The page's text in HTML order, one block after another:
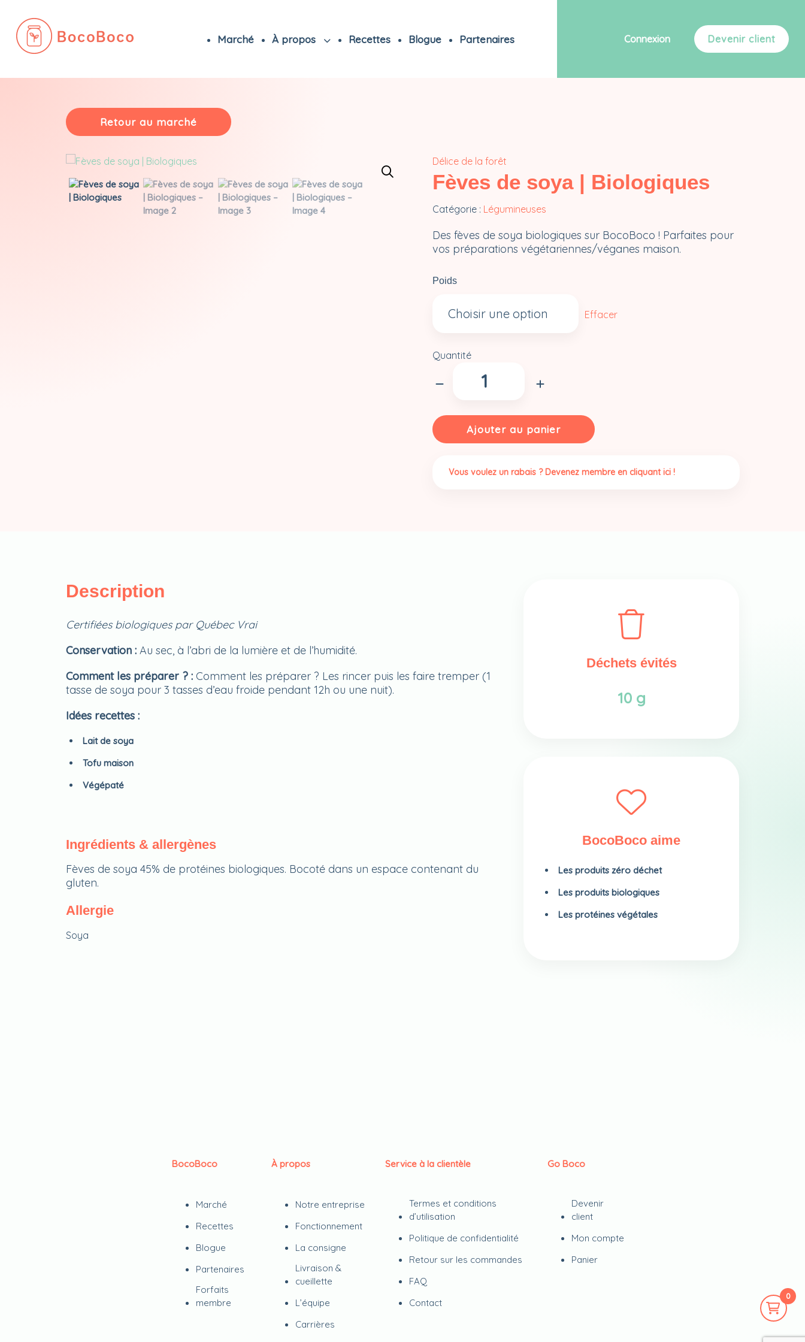
Marché À propos Recettes Blogue Partenaires Connexion Devenir client
0
Retour au marché
Délice de la forêt
Fèves de soya | Biologiques
Catégorie : Légumineuses
Des fèves de soya biologiques sur BocoBoco ! Parfaites pour
vos préparations végétariennes/véganes maison.
Poids
Effacer
Quantité
de
soya
|
Ajouter au panier
Vous voulez un rabais ? Devenez membre en cliquant ici !
Description
Certifiées biologiques par Québec Vrai
Conservation :Au sec, à l’abri de la lumière et de l’humidité.
Comment les préparer ? :Comment les préparer ? Les rincer puis les faire tremper (1
tasse de soya pour 3 tasses d’eau froide pendant 12h ou une nuit).
Idées recettes :
Lait de soya
Tofu maison
Végépaté
Ingrédients & allergènes
Fèves de soya 45% de protéines biologiques. Bocoté dans un espace contenant du
gluten.
Allergie
Soya
Déchets évités
10 g
BocoBoco aime
Les produits zéro déchet
Les produits biologiques
Les protéines végétales
BocoBoco
Marché
Recettes
Blogue
Partenaires
Forfaits
membre
À propos
Notre entreprise
Fonctionnement
La consigne
Livraison &
cueillette
L’équipe
Carrières
Service à la clientèle
Termes et conditions
d’utilisation
Politique de confidentialité
Retour sur les commandes
FAQ
Contact
Go Boco
Devenir
client
Mon compte
Panier